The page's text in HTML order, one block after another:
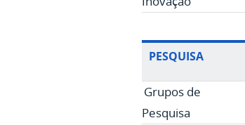
PESQUISA
Grupos de
Pesquisa